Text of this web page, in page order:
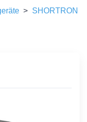
> SHORTRON